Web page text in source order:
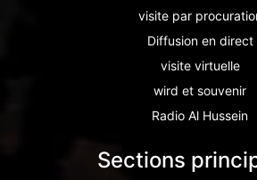
visite par
Diffusion en direct
visite virtuelle
wird et souvenir
Radio Al Hussein
Sections